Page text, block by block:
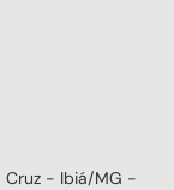
Cruz - Ibiá/MG -